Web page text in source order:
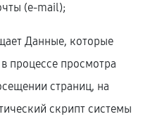
(e-mail);
Данные, которые
процессе просмотра
страниц, на
скрипт системы